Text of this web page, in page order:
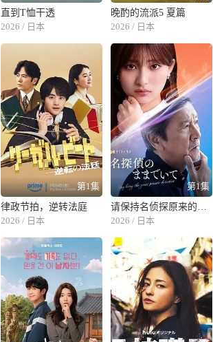
直到T恤干透
2026 / 日本
晚酌的流派5 夏篇
2026 / 日本
第1集
律政节拍，逆转法庭
2026 / 日本
第1集
2026 / 日本